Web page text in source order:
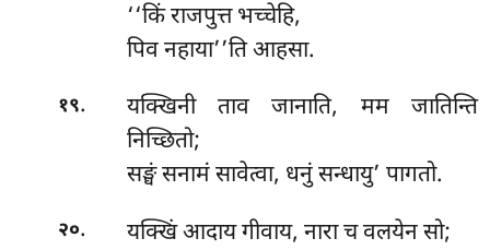
‘‘किं राजपुत्त भच्चेहि,
पिव नहाया’’ति आहसा.
१९.
यक्खिनी ताव जानाति, मम जातिन्ति
निच्छितो;
सङ्घं सनामं सावेत्वा, धनुं सन्धायु’ पागतो.
२०.
यक्खिं आदाय गीवाय, नारा च वलयेन सो;